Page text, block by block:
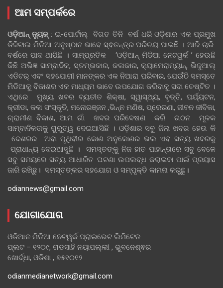
ଆମ ସମ୍ପର୍କରେ
ଓଡ଼ିଆନ୍‍ ନ୍ୟୁଜ୍‍: ଇ-ପୋର୍ଟାଲ୍ ବିଗତ ତିନି ବର୍ଷ ଧରି ଓଡ଼ିଶାର ଏକ ପ୍ରମୁଖ
ଡିଜିଟାଲ ମିଡିଆ ଅନୁଷ୍ଠାନ ଭାବେ ସ୍ଵତନ୍ତ୍ର ପରିଚୟ ପାଇଛି । ଆଜି ଚାରି
ବର୍ଷରେ ପାଦ ଥାପିଛି । ସାମ୍ପ୍ରତିକ ‘ଓଡ଼ିଆନ୍‍ ମିଡିଆ ନେଟୱର୍କ ’ ହେଉଛି
କିଛି ଅଭିଜ୍ଞ ସାମ୍ବାଦିକ, ସ୍ତମ୍ଭକାର, କଳାକାର, କ୍ୟାମେରାମ୍ୟାନ୍, ଭିଜୁଆଲ୍
ଏଡିଟର୍ ଏବଂ ସହଯୋଗୀ ମାନଙ୍କର ଏକ ନିଆରା ପରିବାର, ଯେଉଁଠି ସମସ୍ତେ
ମିଡିଆକୁ ବିକାଶର ଏକ ମାଧ୍ୟମ ଭାବେ ଉପଯୋଗ କରିବାକୁ ସଦା ଚେଷ୍ଟିତ ।
ଏଥିରେ ମୁଖ୍ୟ ଖବର ବ୍ୟତୀତ ଶିକ୍ଷା, ସ୍ୱାସ୍ଥ୍ୟ, ବୃତ୍ତି, ପର୍ଯ୍ୟଟନ,
କ୍ରୀଡା, କଳା ସଂସ୍କୃତି, ମନୋରଞ୍ଜନ ,ଭିନ୍ନ ମଣିଷ, ପ୍ରେରଣା, ଜୀବନ ଜୀବିକା,
ଗ୍ରାମୀଣ ବିକାଶ, ଆମ ଗାଁ ଖବର ପରିବେଷଣ କରି ଗଠନ ମୂଳକ
ସାମ୍ବାଦିକତାକୁ ଗୁରୁତ୍ୱ ଦେଇଆସିଛି । ଓଡ଼ିଶାର ସବୁ ଜିଲା ଖବର ହେଉ କି
ଦେଶରର ଅବା ପୃଥିବୀର କୋଣ ଅନୁକୋଣର ଭଲ ଏବ ସତ୍ୟ ଖବରକୁ
ପ୍ରାଧାନ୍ୟ ଦେଇଆସୁଛି । ସମସ୍ତଙ୍କୁ ନିଜ ହାତ ପାହାନ୍ତାରେ ସବୁ ବେଳେ
ସବୁ ସମୟରେ ସତ୍ୟ ଆଧାରିତ ଘଟଣା ଉପଲବ୍ଧ କରାଇବା ପାଇଁ ପ୍ରୟାସ
ଜାରି ରଖିଛୁ। ସମସ୍ତଙ୍କର ସହଯୋଗ ଓ ସମ୍ପୃକ୍ତି କାମନା କରୁଛୁ।
odiannews@gmail.com
ଯୋଗାଯୋଗ
ଓଡିଆନ ମିଡିଆ ନେଟୱର୍କ ପ୍ରାଇଭେଟ ଲିମିଟେଡ
ପ୍ଲଟ – ୧୨୦୯, ଗଡସାହି ନୟାପଲ୍ଲୀ , ଭୁବନେଶ୍ଵର
ଖୋର୍ଦ୍ଧା, ଓଡିଶା , ୭୫୧୦୧୨
odianmedianetwork@gmail.com